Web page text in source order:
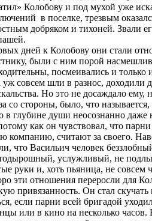
Колобову и под мухой уже
в поселке, трезвым
добряком и тихоней. Звали
дней к Колобову они стали
были с ним порой
посмеивались и только
уж совсем шли в разнос, доходили
Но это не досаждало ему,
со стороны, было, что
в глубине души неосознанно даже
как он чувствовал, что
компанию, считают за своего.
что Васильич человек
услужливый, не
руки и, хоть пьяница, не совсем
эти отношения переросли для
привязанность. Он стал скучать
если парни всей бригадой
или в кино на несколько часов.